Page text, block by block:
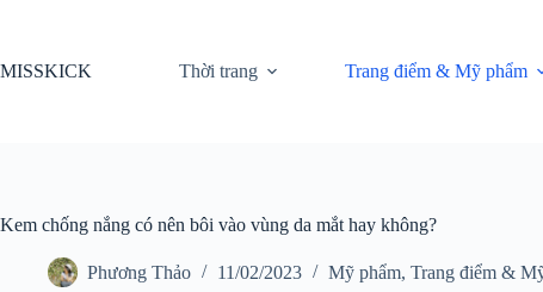
nội
MISSKICK Thời trang Trang điểm & Mỹ phẩm
Kem chống nắng có nên bôi vào vùng da mắt hay không?
Phương Thảo 11/02/2023 Mỹ phẩm, Trang điểm &